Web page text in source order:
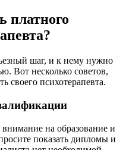
платного
шаг, и к нему нужно
Вот несколько советов,
своего психотерапевта.
на образование и
показать дипломы и